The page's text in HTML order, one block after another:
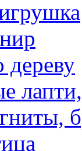
дереву